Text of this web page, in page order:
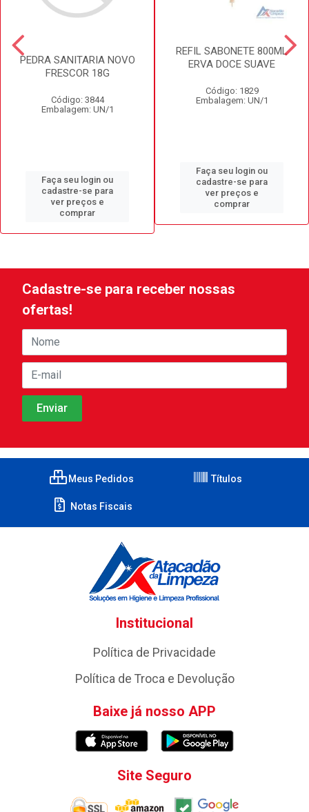
PEDRA SANITARIA NOVO
FRESCOR 18G
Código: 3844
Embalagem: UN/1
Faça seu login ou
cadastre-se para
ver preços e
comprar
REFIL SABONETE 800ML
ERVA DOCE SUAVE
Código: 1829
Embalagem: UN/1
Faça seu login ou
cadastre-se para
ver preços e
comprar
Cadastre-se para receber nossas
ofertas!
Meus Pedidos Títulos
Notas Fiscais
Institucional
Política de Privacidade
Política de Troca e Devolução
Baixe já nosso APP
Site Seguro